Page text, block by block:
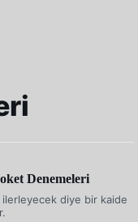
Denemeleri
diye bir kaide